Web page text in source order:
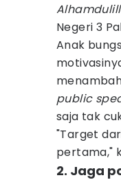
Negeri 3
Anak
public
saja tak
"Target
pertama,"
2. Jaga